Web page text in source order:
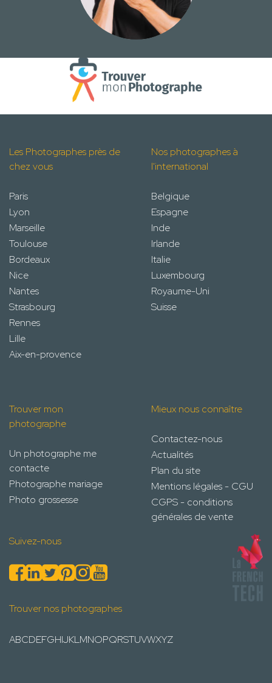
Les Photographes près de
chez vous
Paris
Lyon
Marseille
Toulouse
Bordeaux
Nice
Nantes
Strasbourg
Rennes
Lille
Aix-en-provence
Nos photographes à
l'international
Belgique
Espagne
Inde
Irlande
Italie
Luxembourg
Royaume-Uni
Suisse
Trouver mon
photographe
Un photographe me
contacte
Photographe mariage
Photo grossesse
Mieux nous connaître
Contactez-nous
Actualités
Plan du site
Mentions légales - CGU
CGPS - conditions
générales de vente
Suivez-nous
Trouver nos photographes
ABCDEFGHIJKLMNOPQRSTUVWXYZ